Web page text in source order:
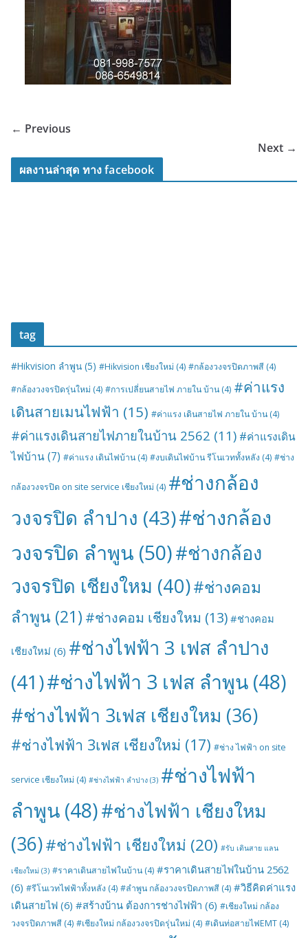
← Previous
Next →
ผลงานล่าสุด ทาง facebook
tag
#Hikvision ลำพูน (5) #Hikvision เชียงใหม่ (4) #กล้องวงจรปิดภาพสี (4)
#กล้องวงจรปิดรุ่นใหม่ (4) #การเปลี่ยนสายไฟ ภายใน บ้าน (4) #ค่าแรง
เดินสายเมนไฟฟ้า (15) #ค่าแรง เดินสายไฟ ภายใน บ้าน (4)
#ค่าแรงเดินสายไฟภายในบ้าน 2562 (11) #ค่าแรงเดิน
ไฟบ้าน(7) #ค่าแรง เดินไฟบ้าน (4) #งบเดินไฟบ้าน รีโนเวททั้งหลัง (4) #ช่าง
กล้องวงจรปิด on site service เชียงใหม่ (4) #ช่างกล้อง
วงจรปิด ลำปาง (43)#ช่างกล้อง
วงจรปิด ลำพูน (50)#ช่างกล้อง
วงจรปิด เชียงใหม (40)#ช่างคอม
ลำพูน (21) #ช่างคอม เชียงใหม (13) #ช่างคอม
เชียงใหม่ (6) #ช่างไฟฟ้า 3 เฟส ลำปาง
(41)#ช่างไฟฟ้า 3 เฟส ลำพูน (48)
#ช่างไฟฟ้า 3เฟส เชียงใหม (36)
#ช่างไฟฟ้า 3เฟส เชียงใหม่ (17) #ช่าง ไฟฟ้า on site
service เชียงใหม่ (4) #ช่างไฟฟ้า ลำปาง (3) #ช่างไฟฟ้า
ลำพูน (48)#ช่างไฟฟ้า เชียงใหม
(36)#ช่างไฟฟ้า เชียงใหม่ (20) #รับ เดินสาย แลน
เชียงใหม่ (3) #ราคาเดินสายไฟในบ้าน (4) #ราคาเดินสายไฟในบ้าน 2562
(6) #รีโนเวทไฟฟ้าทั้งหลัง (4) #ลำพูน กล้องวงจรปิดภาพสี (4) #วิธีคิดค่าแรง
เดินสายไฟ (6) #สร้างบ้าน ต้องการช่างไฟฟ้า (6) #เชียงใหม่ กล้อง
วงจรปิดภาพสี (4) #เชียงใหม่ กล้องวงจรปิดรุ่นใหม่ (4) #เดินท่อสายไฟEMT (4)